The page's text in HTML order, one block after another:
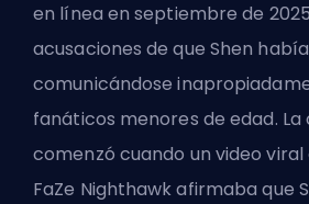
en línea en septiembre de
acusaciones de que Shen
comunicándose
fanáticos menores de edad.
comenzó cuando un video viral
FaZe Nighthawk afirmaba que